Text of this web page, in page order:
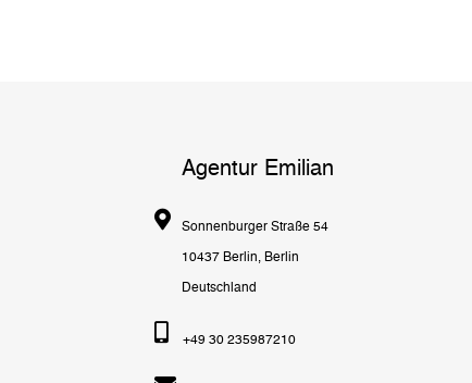
Agentur Emilian
Sonnenburger Straße 54
10437 Berlin, Berlin
Deutschland
+49 30 235987210